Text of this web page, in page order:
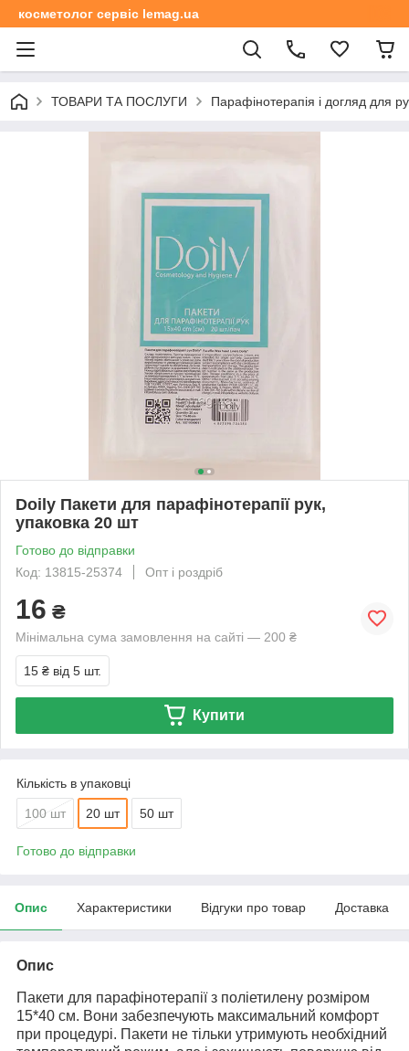
косметолог сервіс lemag.ua
ТОВАРИ ТА ПОСЛУГИ Парафінотерапія і догляд для
Doily Пакети для парафінотерапії рук,
упаковка 20 шт
Готово до відправки
Код: 13815-25374
Опт і роздріб
16 ₴
Мінімальна сума замовлення на сайті — 200 ₴
15 ₴ від 5 шт.
Купити
Кількість в упаковці
100 шт 20 шт 50 шт
Готово до відправки
Опис Характеристики Відгуки про товар Доставка
Опис
Пакети для парафінотерапії з поліетилену розміром
15*40 см. Вони забезпечують максимальний комфорт
при процедурі. Пакети не тільки утримують необхідний